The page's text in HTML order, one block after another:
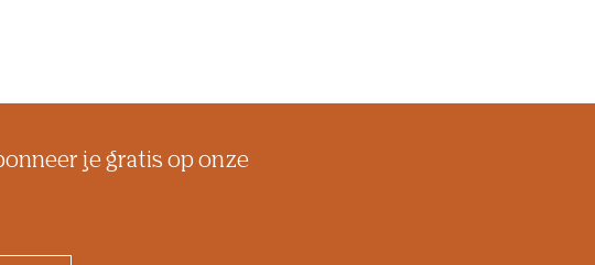
je gratis op onze